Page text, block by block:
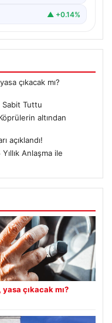
▲ +0.14%
çıkacak mı?
Sabit Tuttu
altından
açıklandı!
Anlaşma ile
çıkacak mı?